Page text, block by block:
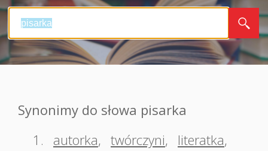
Synonimy do słowa pisarka
1.
autorka, twórczyni, literatka,